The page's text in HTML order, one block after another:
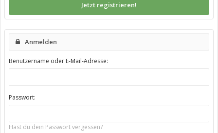
Jetzt registrieren!
Anmelden
Benutzername oder E-Mail-Adresse:
Passwort:
Hast du dein Passwort vergessen?